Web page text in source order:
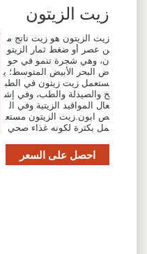
زيت الزيتون
زيت الزيتون هو زيت ناتج م
ن عصر أو ضغط ثمار الزيتو
ن، وهي شجرة تنمو في حو
ض البحر الأبيض المتوسط؛ ي
ستعمل زيت زيتون في الطب
خ والصيدلة والطب، وفي إش
عال المواقيد الزيتية وفي ال
ص ابون.زيت الزيتون مستع
مل بكثرة لكونه غذاء صحي
احصل على السعر